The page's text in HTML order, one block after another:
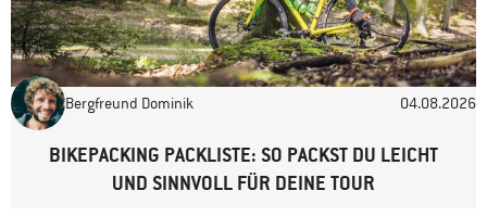
E-Mail-Adresse*
Website
Bergfreund Dominik 04.08.2026
BIKEPACKING PACKLISTE: SO PACKST DU LEICHT
UND SINNVOLL FÜR DEINE TOUR